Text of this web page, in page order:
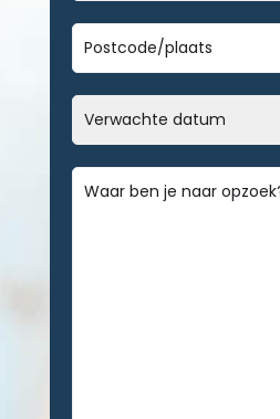
Geen
titel
Datum
MM
DD
Bericht*